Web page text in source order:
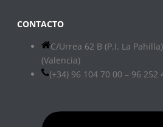
CONTACTO
C/Urrea 62 B (P.I. La
(Valencia)
(+34) 96 104 70 00 – 96 252